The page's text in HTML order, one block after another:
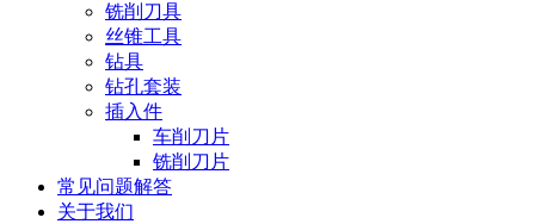
铣削刀具
丝锥工具
钻具
钻孔套装
插入件
车削刀片
铣削刀片
常见问题解答
关于我们